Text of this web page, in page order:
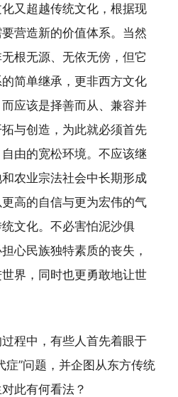
又超越传统文化，根据现
营造新的价值体系。当然
根无源、无依无傍，但它
简单继承，更非西方文化
应该是择善而从、兼容并
与创造，为此就必须首先
由的宽松环境。不应该继
农业宗法社会中长期形成
高的自信与更为宏伟的气
文化。不必害怕泥沙俱
心民族独特素质的丧失，
界，同时也更勇敢地让世
程中，有些人首先着眼于
症”问题，并企图从东方传统
此有何看法？